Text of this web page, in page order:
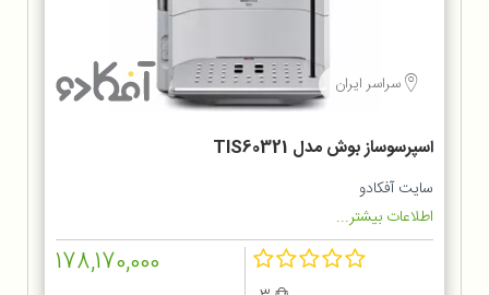
سراسر ایران
اسپرسوساز بوش مدل TIS60321
سایت آفکادو
اطلاعات بیشتر...
178,170,000